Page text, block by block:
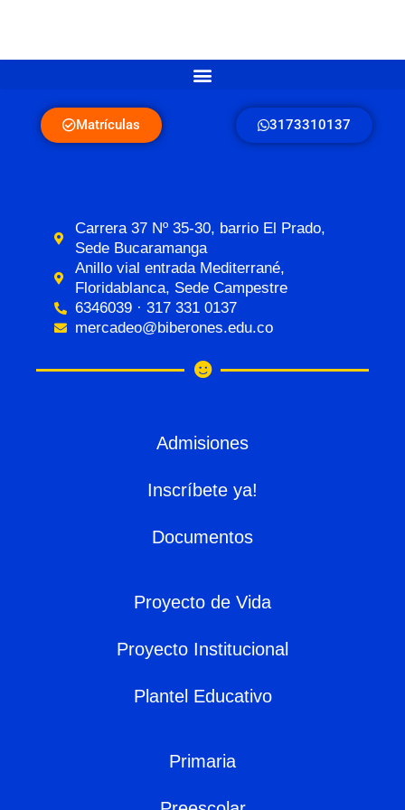
Matrículas 3173310137
Carrera 37 Nº 35-30, barrio El Prado,
Sede Bucaramanga
Anillo vial entrada Mediterrané,
Floridablanca, Sede Campestre
6346039 · 317 331 0137
mercadeo@biberones.edu.co
Admisiones
Inscríbete ya!
Documentos
Proyecto de Vida
Proyecto Institucional
Plantel Educativo
Primaria